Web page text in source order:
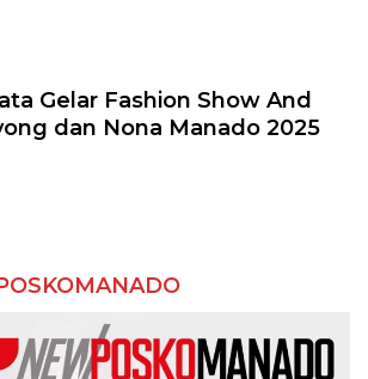
Gelar Fashion Show And
dan Nona Manado 2025